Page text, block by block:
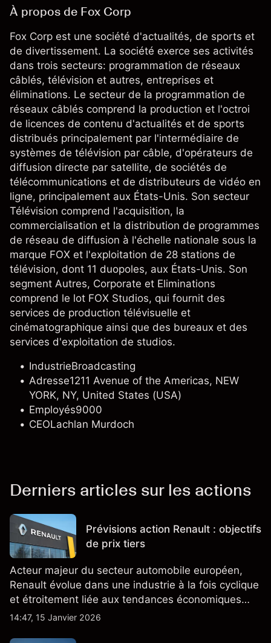
À propos de Fox Corp
Fox Corp est une société d'actualités, de sports et
de divertissement. La société exerce ses activités
dans trois secteurs: programmation de réseaux
câblés, télévision et autres, entreprises et
éliminations. Le secteur de la programmation de
réseaux câblés comprend la production et l'octroi
de licences de contenu d'actualités et de sports
distribués principalement par l'intermédiaire de
systèmes de télévision par câble, d'opérateurs de
diffusion directe par satellite, de sociétés de
télécommunications et de distributeurs de vidéo en
ligne, principalement aux États-Unis. Son secteur
Télévision comprend l'acquisition, la
commercialisation et la distribution de programmes
de réseau de diffusion à l'échelle nationale sous la
marque FOX et l'exploitation de 28 stations de
télévision, dont 11 duopoles, aux États-Unis. Son
segment Autres, Corporate et Eliminations
comprend le lot FOX Studios, qui fournit des
services de production télévisuelle et
cinématographique ainsi que des bureaux et des
services d'exploitation de studios.
IndustrieBroadcasting
Adresse1211 Avenue of the Americas, NEW
YORK, NY, United States (USA)
Employés9000
CEOLachlan Murdoch
Derniers articles sur les actions
Prévisions action Renault : objectifs
de prix tiers
Acteur majeur du secteur automobile européen,
Renault évolue dans une industrie à la fois cyclique
et étroitement liée aux tendances économiques
générales.
14:47, 15 Janvier 2026